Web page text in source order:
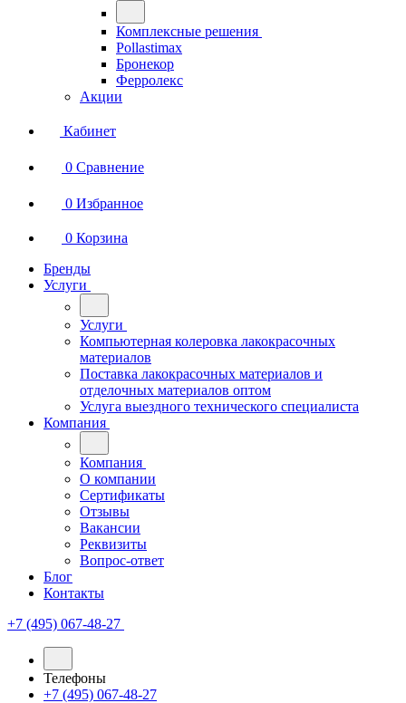
Комплексные решения
Pollastimax
Бронекор
Ферролекс
Акции
Кабинет
0 Сравнение
0 Избранное
0 Корзина
Бренды
Услуги
Услуги
Компьютерная колеровка лакокрасочных
материалов
Поставка лакокрасочных материалов и
отделочных материалов оптом
Услуга выездного технического специалиста
Компания
Компания
О компании
Сертификаты
Отзывы
Вакансии
Реквизиты
Вопрос-ответ
Блог
Контакты
+7 (495) 067-48-27
Телефоны
+7 (495) 067-48-27